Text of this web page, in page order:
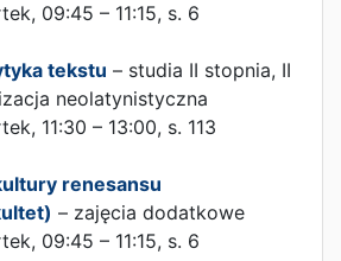
09:45 – 11:15, s. 6
tekstu – studia II stopnia, II
neolatynistyczna
11:30 – 13:00, s. 113
renesansu
– zajęcia dodatkowe
09:45 – 11:15, s. 6